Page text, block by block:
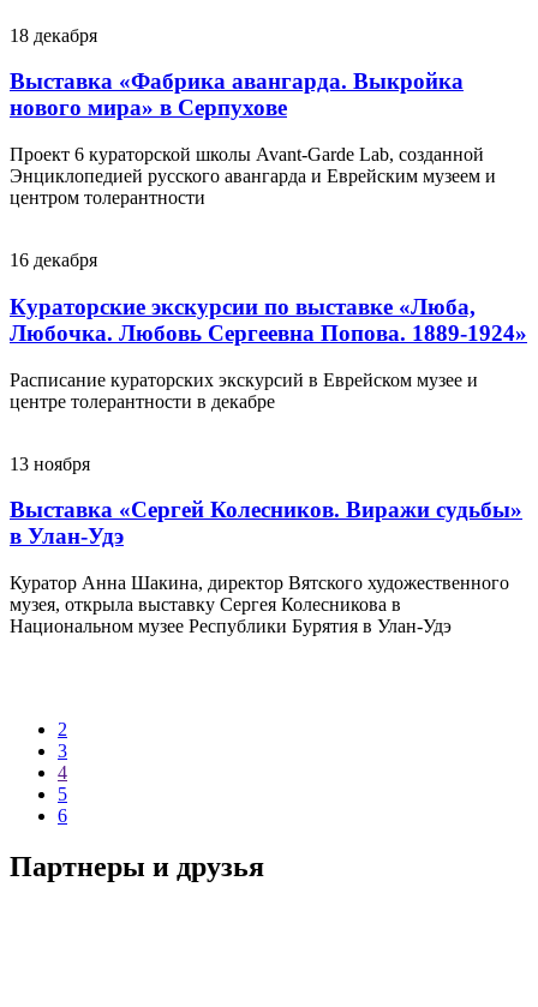
18 декабря
Выставка «Фабрика авангарда. Выкройка
нового мира» в Серпухове
Проект 6 кураторской школы Avant-Garde Lab, созданной
Энциклопедией русского авангарда и Еврейским музеем и
центром толерантности
16 декабря
Кураторские экскурсии по выставке «Люба,
Любочка. Любовь Сергеевна Попова. 1889-1924»
Расписание кураторских экскурсий в Еврейском музее и
центре толерантности в декабре
13 ноября
Выставка «Сергей Колесников. Виражи судьбы»
в Улан-Удэ
Куратор Анна Шакина, директор Вятского художественного
музея, открыла выставку Сергея Колесникова в
Национальном музее Республики Бурятия в Улан-Удэ
2
3
4
5
6
Партнеры и друзья